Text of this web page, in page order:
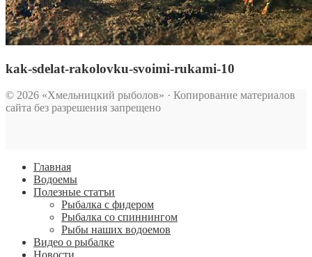
kak-sdelat-rakolovku-svoimi-rukami-10
© 2026 «Хмельницкий рыболов» · Копирование материалов
сайта без разрешения запрещено
Главная
Водоемы
Полезные статъи
Рыбалка с фидером
Рыбалка со спиннингом
Рыбы наших водоемов
Видео о рыбалке